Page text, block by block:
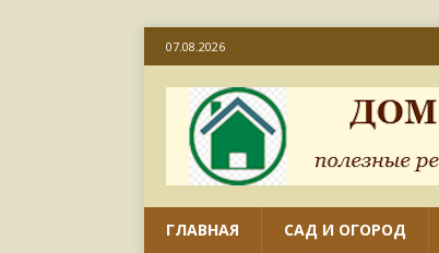
07.08.2026
ГЛАВНАЯ САД И ОГОРОД